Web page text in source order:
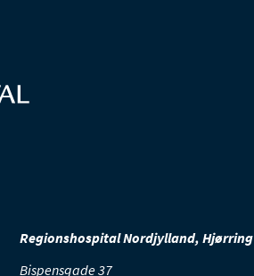
Regionshospital Nordjylland, Hjørring
Bispensgade 37